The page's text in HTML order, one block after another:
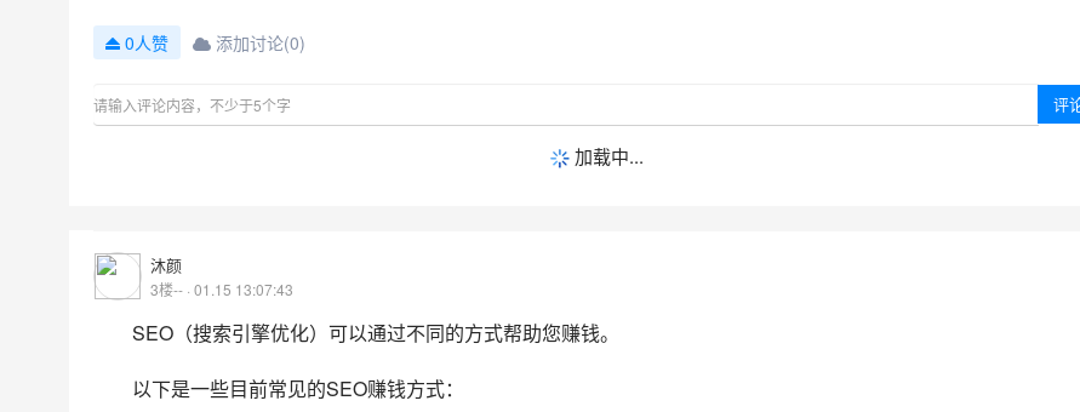
0人赞 添加讨论(0)
加载中...
沐颜
3楼-- · 01.15 13:07:43
SEO（搜索引擎优化）可以通过不同的方式帮助您赚钱。
以下是一些目前常见的SEO赚钱方式：